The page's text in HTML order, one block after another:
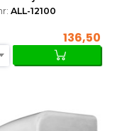
ALL-12100
136,50